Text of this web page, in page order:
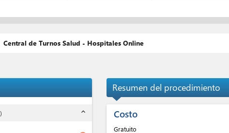
Central de Turnos Salud - Hospitales Online
) expand_less
Resumen del procedimiento
Costo
Gratuito